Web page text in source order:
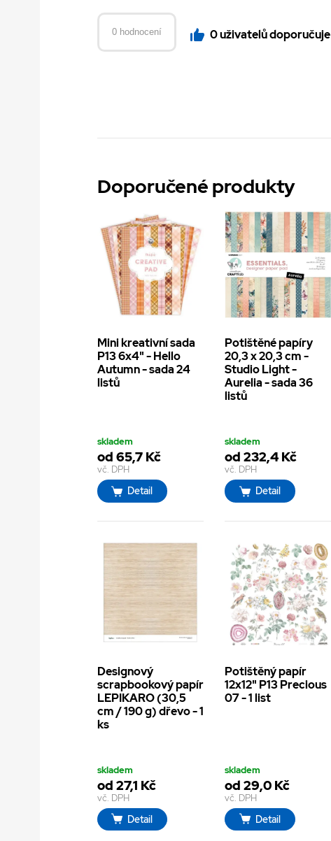
0 hodnocení 0 uživatelů doporučuje
Doporučené produkty
Mini kreativní sada
P13 6x4" - Hello
Autumn - sada 24
listů
skladem
od 65,7 Kč
vč. DPH
Detail
Potištěné papíry
20,3 x 20,3 cm -
Studio Light -
Aurelia - sada 36
listů
skladem
od 232,4 Kč
vč. DPH
Detail
Designový
scrapbookový papír
LEPIKARO (30,5
cm / 190 g) dřevo - 1
ks
skladem
od 27,1 Kč
vč. DPH
Detail
Potištěný papír
12x12" P13 Precious
07 - 1 list
skladem
od 29,0 Kč
vč. DPH
Detail